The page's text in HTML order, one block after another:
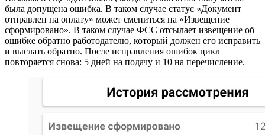
была допущена ошибка. В таком случае статус «Документ
отправлен на оплату» может смениться на «Извещение
сформировано». В таком случае ФСС отсылает извещение об
ошибке обратно работодателю, который должен его исправить
и выслать обратно. После исправления ошибок цикл
повторяется снова: 5 дней на подачу и 10 на перечисление.